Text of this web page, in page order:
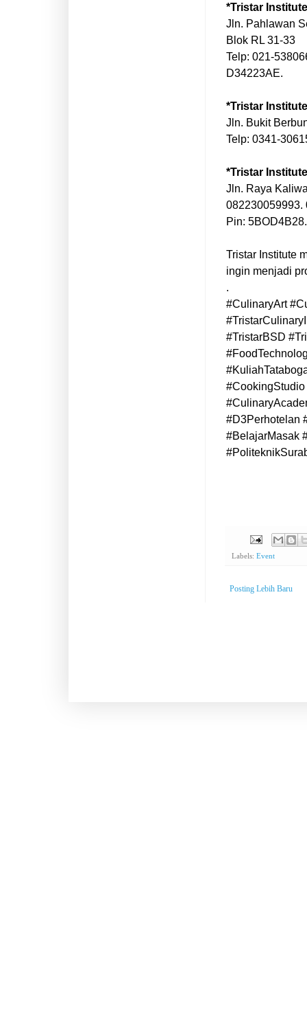
*Tristar
Jln. Pahlawan
Blok RL 31-33
Telp: 021-
D34223AE.
*Tristar
Jln. Bukit
Telp: 0341-
*Tristar
Jln. Raya
082230059993.
Pin:
Tristar Institute
ingin menjadi
.
#CulinaryArt
#TristarBSD
#D3Perhotelan
#BelajarMasak
Labels: Event
Posting Lebih Baru